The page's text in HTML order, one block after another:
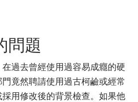
問題
過去曾經使用過容易成癮的硬
竟然聘請使用過古柯鹼或經常
用修改後的背景檢查。如果他